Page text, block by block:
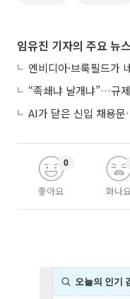
임유진 기자의 주요 뉴스
엔비디아·브룩필드가
AI가 닫은 신입 채용
좋아요
0
화나